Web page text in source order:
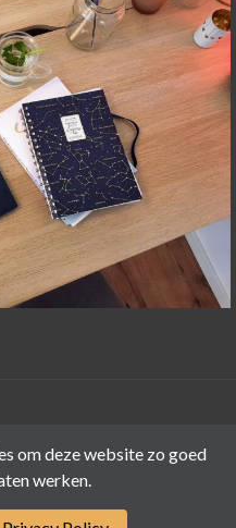
om deze website zo goed
werken.